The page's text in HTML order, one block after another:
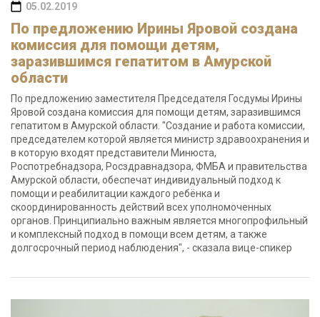
05.02.2019
По предложению Ирины Яровой создана
комиссия для помощи детям,
заразившимся гепатитом в Амурской
области
По предложению заместителя Председателя Госдумы Ирины
Яровой создана комиссия для помощи детям, заразившимся
гепатитом в Амурской области. "Создание и работа комиссии,
председателем которой является министр здравоохранения и
в которую входят представители Минюста,
Роспотребнадзора, Росздравнадзора, ФМБА и правительства
Амурской области, обеспечат индивидуальный подход к
помощи и реабилитации каждого ребёнка и
скоординированность действий всех уполномоченных
органов. Принципиально важным является многопрофильный
и комплексный подход в помощи всем детям, а также
долгосрочный период наблюдения", - сказала вице-спикер